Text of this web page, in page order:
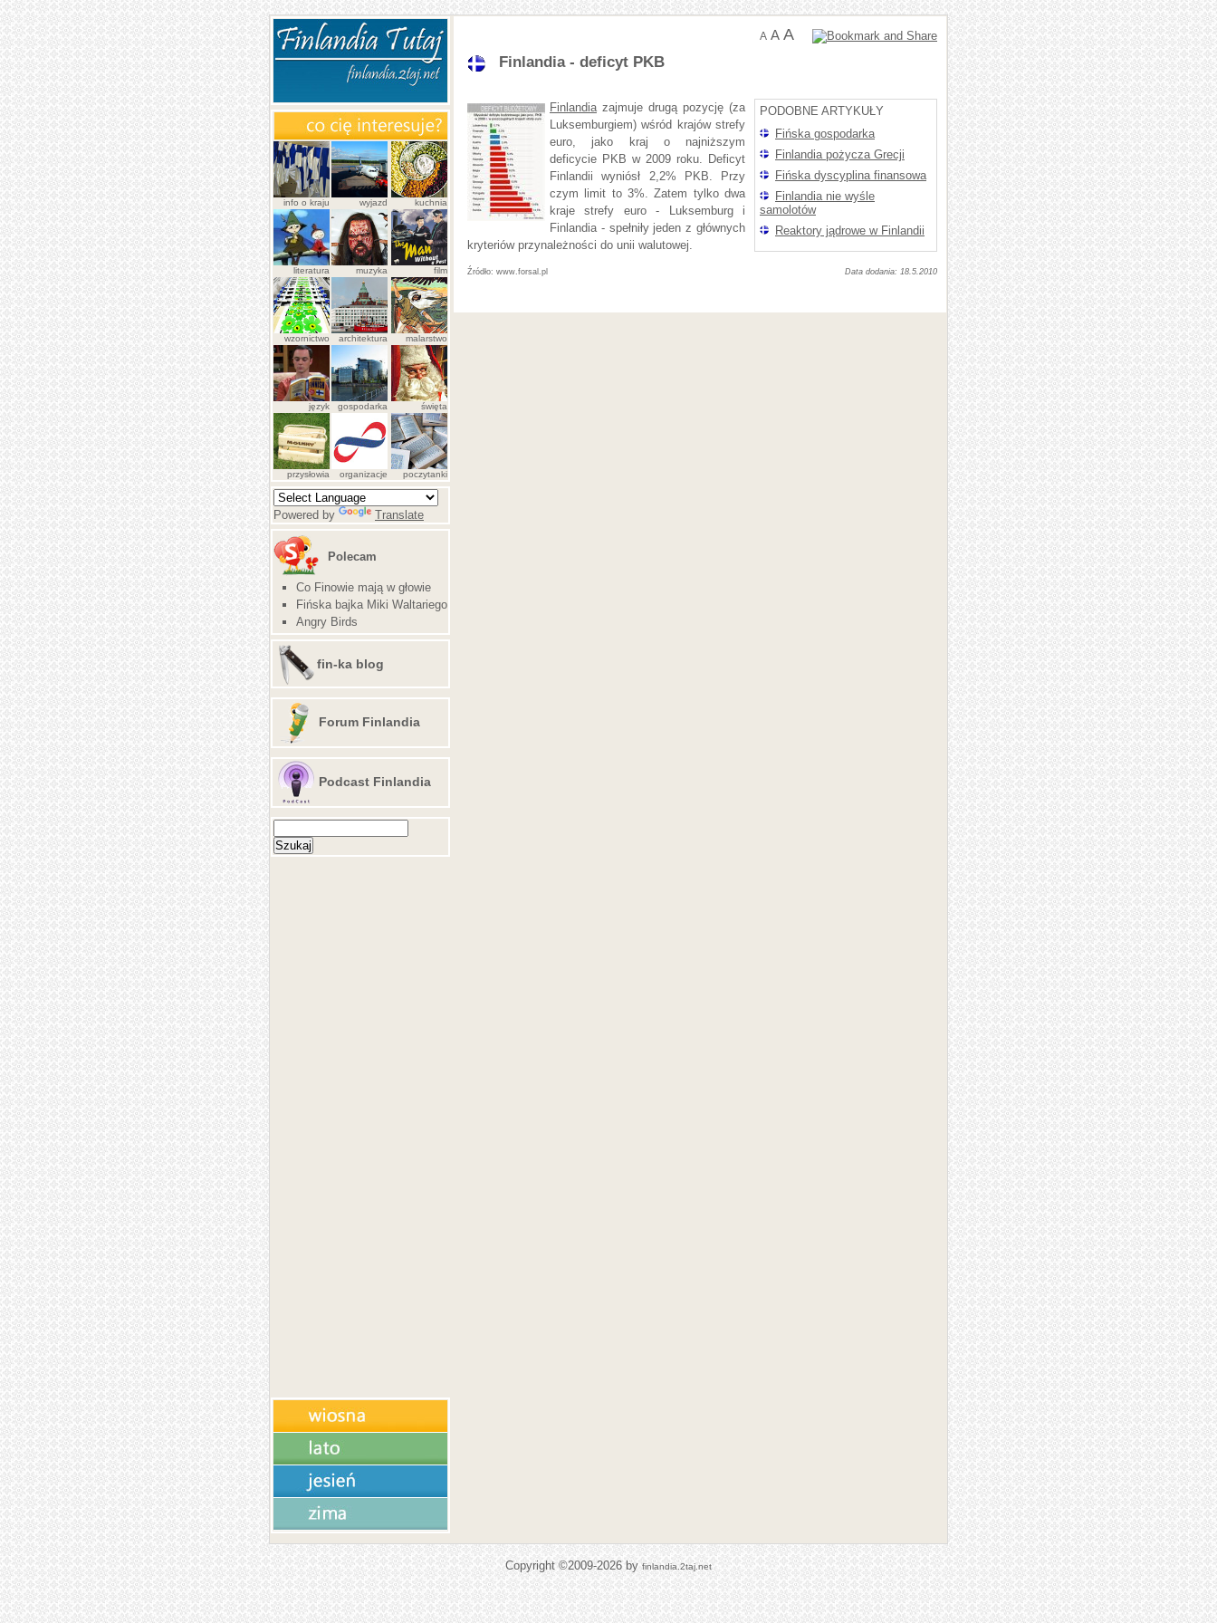
info o kraju wyjazd kuchnia
literatura muzyka film
wzornictwo architektura malarstwo
język gospodarka święta
przysłowia organizacje poczytanki
Powered by Translate
Polecam
Co Finowie mają w głowie
Fińska bajka Miki Waltariego
Angry Birds
fin-ka blog
Forum Finlandia
Podcast Finlandia
A A A
Finlandia - deficyt PKB
PODOBNE ARTYKUŁY
Fińska gospodarka
Finlandia pożycza Grecji
Fińska dyscyplina finansowa
Finlandia nie wyśle
samolotów
Reaktory jądrowe w Finlandii
Finlandiazajmuje drugą pozycję (za
Luksemburgiem) wśród krajów strefy
euro, jako kraj o najniższym
deficycie PKB w 2009 roku. Deficyt
Finlandii wyniósł 2,2% PKB. Przy
czym limit to 3%. Zatem tylko dwa
kraje strefy euro - Luksemburg i
Finlandia - spełniły jeden z głównych
kryteriów przynależności do unii walutowej.
18.5.2010
www.forsal.pl
Copyright ©2009-2026 byfinlandia.2taj.net